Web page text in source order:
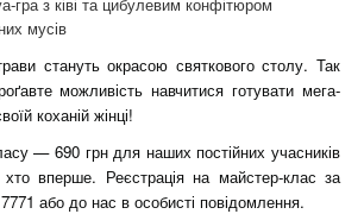
мусів
стануть окрасою святкового столу. Так
можливість навчитися готувати мега-
коханій жінці!
— 690 грн для наших постійних учасників
вперше. Реєстрація на майстер-клас за
або до нас в особисті повідомлення.